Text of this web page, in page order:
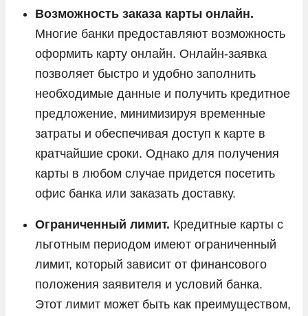
Возможность заказа карты онлайн.
Многие банки предоставляют возможность
оформить карту онлайн. Онлайн-заявка
позволяет быстро и удобно заполнить
необходимые данные и получить кредитное
предложение, минимизируя временные
затраты и обеспечивая доступ к карте в
кратчайшие сроки. Однако для получения
карты в любом случае придется посетить
офис банка или заказать доставку.
Ограниченный лимит. Кредитные карты с
льготным периодом имеют ограниченный
лимит, который зависит от финансового
положения заявителя и условий банка.
Этот лимит может быть как преимуществом,